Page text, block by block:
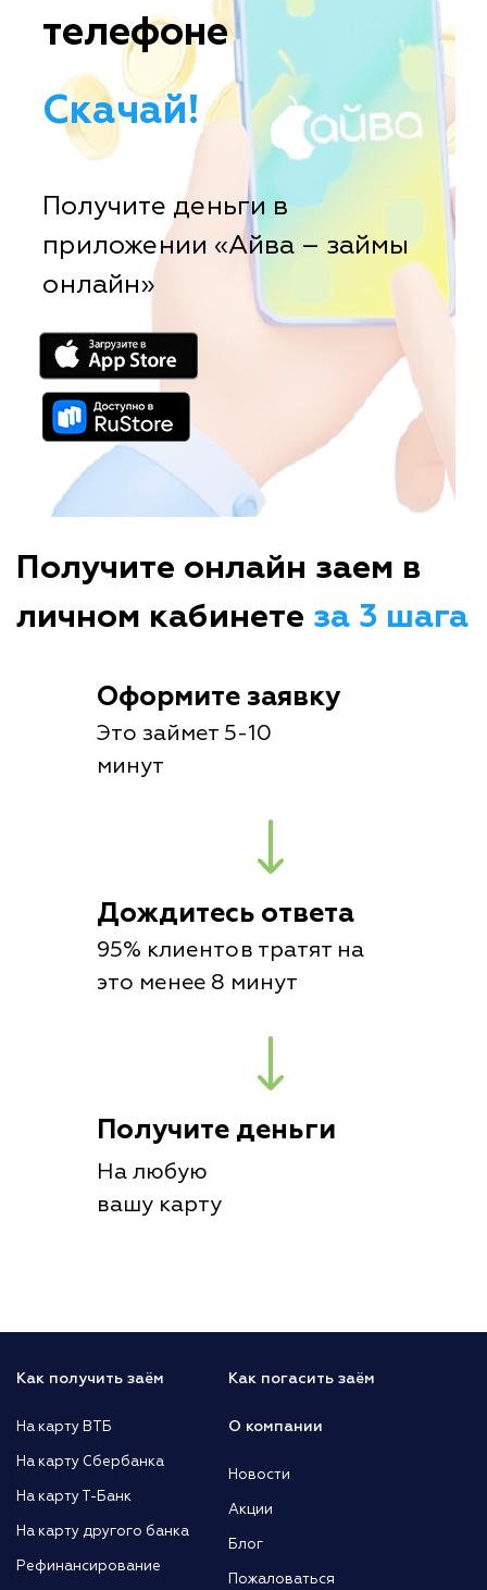
телефоне
Скачай!
Получите деньги в
приложении «Айва – займы
онлайн»
Получите онлайн заем в
личном кабинете за 3 шага
Оформите заявку
Это займет 5-10
минут
Дождитесь ответа
95% клиентов тратят на
это менее 8 минут
Получите деньги
На любую
вашу карту
Как получить заём
На карту ВТБ
На карту Сбербанка
На карту Т-Банк
На карту другого банка
Рефинансирование
Как погасить заём
О компании
Новости
Акции
Блог
Пожаловаться